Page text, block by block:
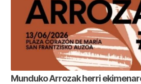
Munduko Arrozak herri